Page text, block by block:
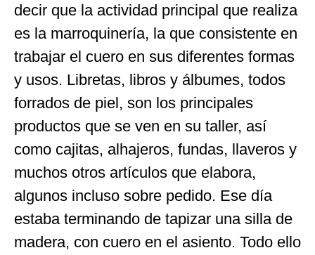
decir que la actividad principal que realiza
es la marroquinería, la que consistente en
trabajar el cuero en sus diferentes formas
y usos. Libretas, libros y álbumes, todos
forrados de piel, son los principales
productos que se ven en su taller, así
como cajitas, alhajeros, fundas, llaveros y
muchos otros artículos que elabora,
algunos incluso sobre pedido. Ese día
estaba terminando de tapizar una silla de
madera, con cuero en el asiento. Todo ello